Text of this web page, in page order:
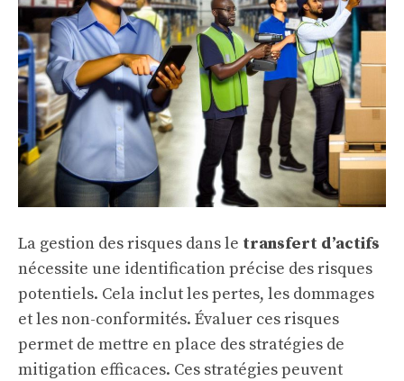
La gestion des risques dans le transfert d’actifs
nécessite une identification précise des risques
potentiels. Cela inclut les pertes, les dommages
et les non-conformités. Évaluer ces risques
permet de mettre en place des stratégies de
mitigation efficaces. Ces stratégies peuvent